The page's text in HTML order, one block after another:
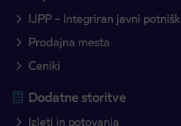
IJPP – Integriran javni
Prodajna mesta
Ceniki
Dodatne storitve
Izleti in potovanja